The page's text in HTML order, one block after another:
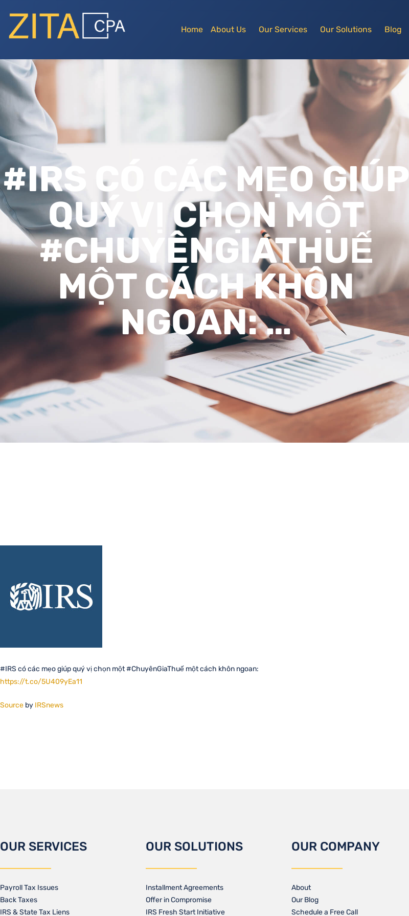
Home About Us Our Services Our Solutions Blog
#IRS CÓ CÁC MẸO GIÚP
QUÝ VỊ CHỌN MỘT
#CHUYÊNGIATHUẾ
MỘT CÁCH KHÔN
NGOAN: …
#IRS có các mẹo giúp quý vị chọn một #ChuyênGiaThuế một cách khôn ngoan:
https://t.co/5U409yEa11
Source by IRSnews
OUR SERVICES
Payroll Tax Issues
Back Taxes
IRS & State Tax Liens
OUR SOLUTIONS
Installment Agreements
Offer in Compromise
IRS Fresh Start Initiative
OUR COMPANY
About
Our Blog​
Schedule a Free Call